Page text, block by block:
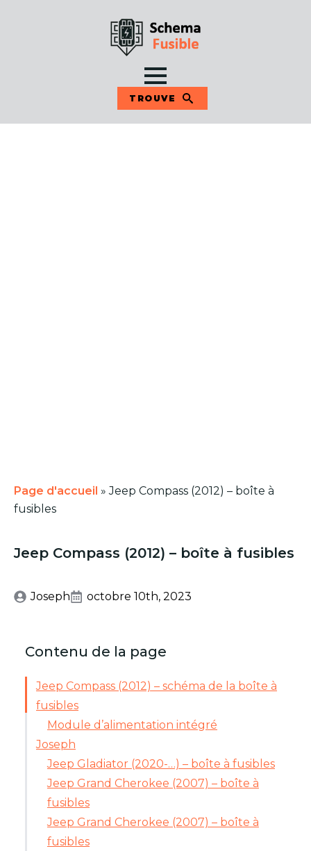
TROUVE
Page d'accueil »Jeep Compass (2012) – boîte à
fusibles
Jeep Compass (2012) – boîte à fusibles
Joseph octobre 10th, 2023
Contenu de la page
Jeep Compass (2012) – schéma de la boîte à
fusibles
Module d’alimentation intégré
Joseph
Jeep Gladiator (2020-…) – boîte à fusibles
Jeep Grand Cherokee (2007) – boîte à
fusibles
Jeep Grand Cherokee (2007) – boîte à
fusibles